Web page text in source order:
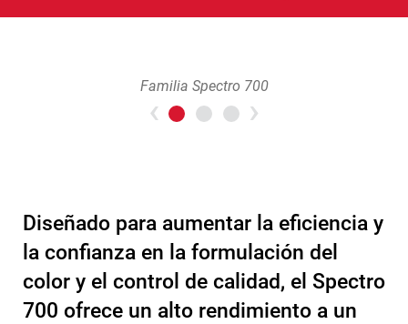
Familia Spectro 700
Previous>Next
Diseñado para aumentar la eficiencia y
la confianza en la formulación del
color y el control de calidad, el Spectro
700 ofrece un alto rendimiento a un